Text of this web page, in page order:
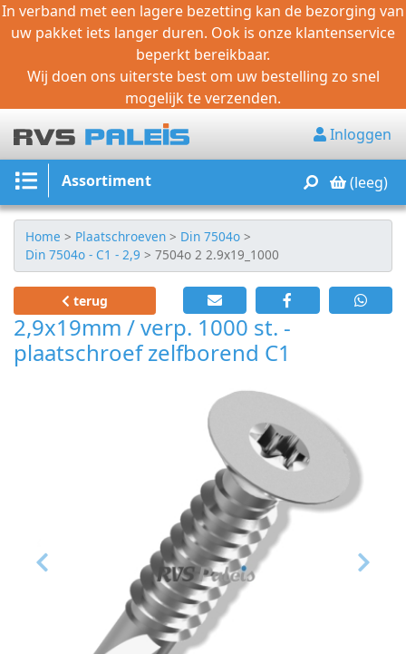
In verband met een lagere bezetting kan de bezorging van
uw pakket iets langer duren. Ook is onze klantenservice
beperkt bereikbaar.
Wij doen ons uiterste best om uw bestelling zo snel
mogelijk te verzenden.
Inloggen
Bouten
Moeren
Ringen
Draadeind
Houtschroeven
Plaatschroeven
DIN
7981
DIN
Assortiment (leeg)
Home > Plaatschroeven > Din 7504o >
Din 7504o - C1 - 2,9 > 7504o 2 2.9x19_1000
terug
2,9x19mm / verp. 1000 st. -
plaatschroef zelfborend C1
Vorige